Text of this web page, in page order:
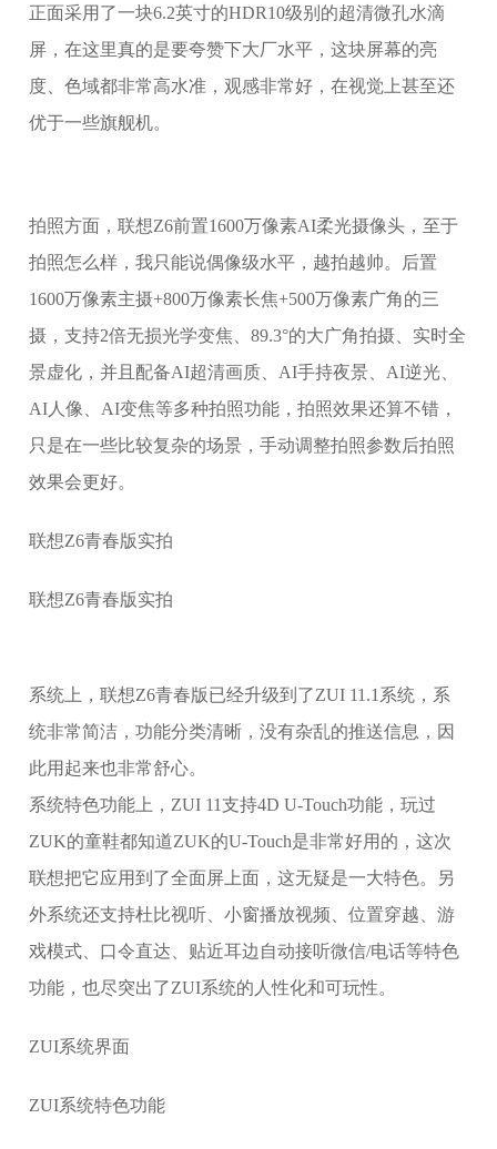
正面采用了一块6.2英寸的HDR10级别的超清微孔水滴
屏，在这里真的是要夸赞下大厂水平，这块屏幕的亮
度、色域都非常高水准，观感非常好，在视觉上甚至还
优于一些旗舰机。
拍照方面，联想Z6前置1600万像素AI柔光摄像头，至于
拍照怎么样，我只能说偶像级水平，越拍越帅。后置
1600万像素主摄+800万像素长焦+500万像素广角的三
摄，支持2倍无损光学变焦、89.3°的大广角拍摄、实时全
景虚化，并且配备AI超清画质、AI手持夜景、AI逆光、
AI人像、AI变焦等多种拍照功能，拍照效果还算不错，
只是在一些比较复杂的场景，手动调整拍照参数后拍照
效果会更好。
联想Z6青春版实拍
联想Z6青春版实拍
系统上，联想Z6青春版已经升级到了ZUI 11.1系统，系
统非常简洁，功能分类清晰，没有杂乱的推送信息，因
此用起来也非常舒心。
系统特色功能上，ZUI 11支持4D U-Touch功能，玩过
ZUK的童鞋都知道ZUK的U-Touch是非常好用的，这次
联想把它应用到了全面屏上面，这无疑是一大特色。另
外系统还支持杜比视听、小窗播放视频、位置穿越、游
戏模式、口令直达、贴近耳边自动接听微信/电话等特色
功能，也尽突出了ZUI系统的人性化和可玩性。
ZUI系统界面
ZUI系统特色功能